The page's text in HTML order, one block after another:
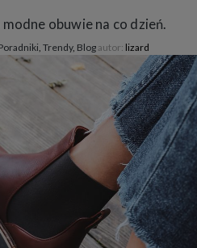
obuwie na co dzień.
, Trendy, Blogautor: lizard